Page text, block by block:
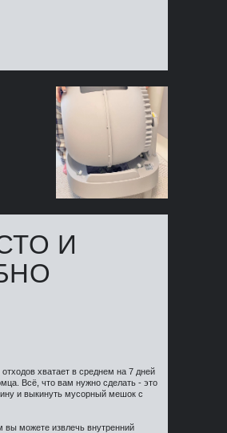
отходов хватает в среднем на 7 дней
Всё, что вам нужно сделать - это
и выкинуть мусорный мешок с
можете извлечь внутренний
И